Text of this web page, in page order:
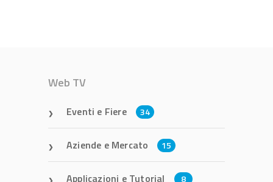
Web TV
Eventi e Fiere 34
Aziende e Mercato 15
Applicazioni e Tutorial 8